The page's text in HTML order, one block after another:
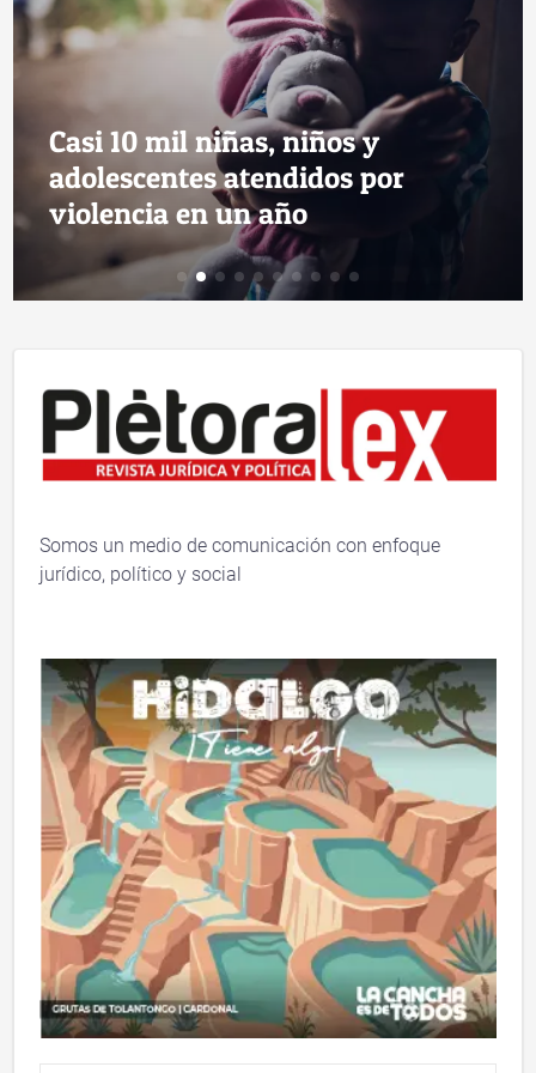
Casi 10 mil niñas, niños y
adolescentes atendidos por
violencia en un año
Somos un medio de comunicación con enfoque
jurídico, político y social